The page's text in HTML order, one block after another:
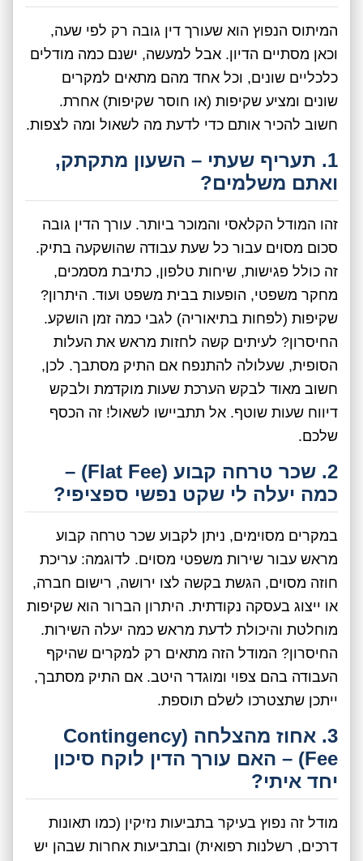
המיתוס הנפוץ הוא שעורך דין גובה רק לפי שעה,
וכאן מסתיים הדיון. אבל למעשה, ישנם כמה מודלים
כלכליים שונים, וכל אחד מהם מתאים למקרים
שונים ומציע שקיפות (או חוסר שקיפות) אחרת.
חשוב להכיר אותם כדי לדעת מה לשאול ומה לצפות.
1. תעריף שעתי – השעון מתקתק,
ואתם משלמים?
זהו המודל הקלאסי והמוכר ביותר. עורך הדין גובה
סכום מסוים עבור כל שעת עבודה שהושקעה בתיק.
זה כולל פגישות, שיחות טלפון, כתיבת מסמכים,
מחקר משפטי, הופעות בבית משפט ועוד. היתרון?
שקיפות (לפחות בתיאוריה) לגבי כמה זמן הושקע.
החיסרון? לעיתים קשה לחזות מראש את העלות
הסופית, שעלולה להתנפח אם התיק מסתבך. לכן,
חשוב מאוד לבקש הערכת שעות מוקדמת ולבקש
דיווח שעות שוטף. אל תתביישו לשאול! זה הכסף
שלכם.
2. שכר טרחה קבוע (Flat Fee) –
כמה יעלה לי שקט נפשי ספציפי?
במקרים מסוימים, ניתן לקבוע שכר טרחה קבוע
מראש עבור שירות משפטי מסוים. לדוגמה: עריכת
חוזה מסוים, הגשת בקשה לצו ירושה, רישום חברה,
או ייצוג בעסקה נקודתית. היתרון הברור הוא שקיפות
מוחלטת והיכולת לדעת מראש כמה יעלה השירות.
החיסרון? המודל הזה מתאים רק למקרים שהיקף
העבודה בהם צפוי ומוגדר היטב. אם התיק מסתבך,
ייתכן שתצטרכו לשלם תוספת.
3. אחוז מהצלחה (Contingency
Fee) – האם עורך הדין לוקח סיכון
יחד איתי?
מודל זה נפוץ בעיקר בתביעות נזיקין (כמו תאונות
דרכים, רשלנות רפואית) ובתביעות אחרות שבהן יש